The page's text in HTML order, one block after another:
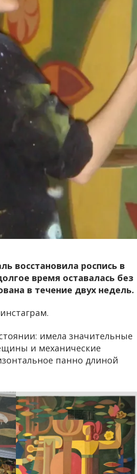
восстановила роспись в
время оставалась без
в течение двух недель.
имела значительные
и механические
панно длиной